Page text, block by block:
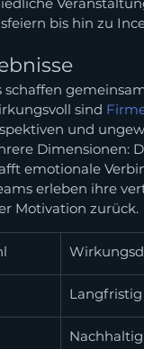
bis hin zu
sind
und
Dimensionen:
emotionale
erleben ihre
Motivation zurück.
Langfristig
Nachhaltig